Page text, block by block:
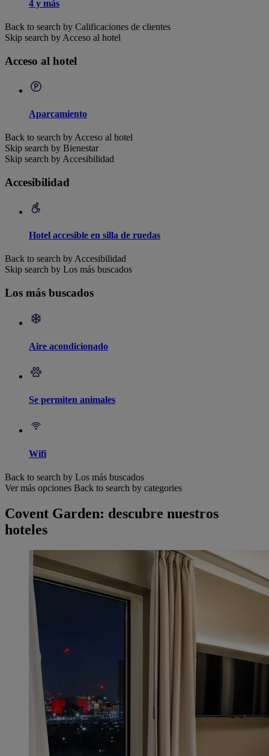
4 y más
Back to search by Calificaciones de clientes
Skip search by Acceso al hotel
Acceso al hotel
Aparcamiento
Back to search by Acceso al hotel
Skip search by Bienestar
Skip search by Accesibilidad
Accesibilidad
Hotel accesible en silla de ruedas
Back to search by Accesibilidad
Skip search by Los más buscados
Los más buscados
Aire acondicionado
Se permiten animales
Wifi
Back to search by Los más buscados
Ver más opciones Back to search by categories
Covent Garden: descubre nuestros
hoteles